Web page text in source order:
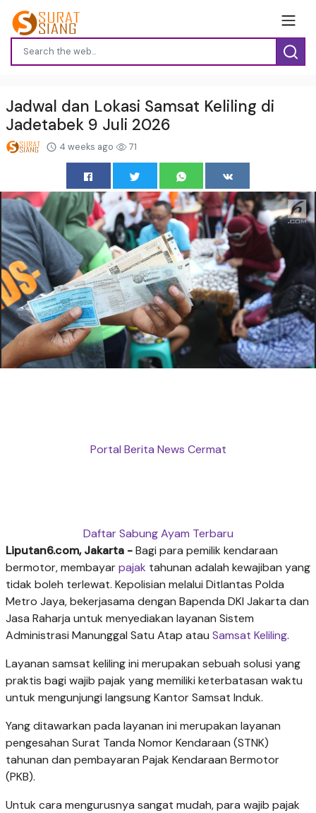
Jadwal dan Lokasi Samsat Keliling di
Jadetabek 9 Juli 2026
4 weeks ago 71
Portal Berita News Cermat
Daftar Sabung Ayam Terbaru
Liputan6.com, Jakarta -Bagi para pemilik kendaraan
bermotor, membayarpajak tahunan adalah kewajiban yang
tidak boleh terlewat. Kepolisian melalui Ditlantas Polda
Metro Jaya, bekerjasama dengan Bapenda DKI Jakarta dan
Jasa Raharja untuk menyediakan layanan Sistem
Administrasi Manunggal Satu Atap atau Samsat Keliling.
Layanan samsat keliling ini merupakan sebuah solusi yang
praktis bagi wajib pajak yang memiliki keterbatasan waktu
untuk mengunjungi langsung Kantor Samsat Induk.
Yang ditawarkan pada layanan ini merupakan layanan
pengesahan Surat Tanda Nomor Kendaraan (STNK)
tahunan dan pembayaran Pajak Kendaraan Bermotor
(PKB).
Untuk cara mengurusnya sangat mudah, para wajib pajak